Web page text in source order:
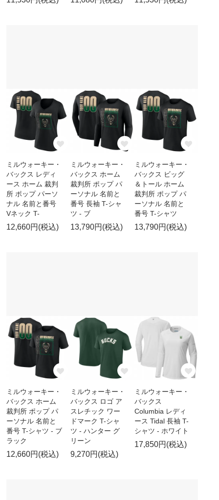
ミルウォーキー・
バックス レディ
ース ホーム 裁判
所 ポップ パーソ
ナル 名前と番号
Vネック T-
12,660円(税込)
ミルウォーキー・
バックス ホーム
裁判所 ポップ パ
ーソナル 名前と
番号 長袖 T-シャ
ツ - ブ
13,790円(税込)
ミルウォーキー・
バックス ビッグ
＆トール ホーム
裁判所 ポップ パ
ーソナル 名前と
番号 T-シャツ
13,790円(税込)
ミルウォーキー・
バックス ホーム
裁判所 ポップ パ
ーソナル 名前と
番号 T-シャツ - ブ
ラック
12,660円(税込)
ミルウォーキー・
バックス ロゴ ア
スレチック ワー
ドマーク T-シャ
ツ - ハンター グ
リーン
9,270円(税込)
ミルウォーキー・
バックス
Columbia レディ
ース Tidal 長袖 T-
シャツ - ホワイト
17,850円(税込)